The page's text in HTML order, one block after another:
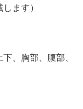
ます）
、胸部、腹部、